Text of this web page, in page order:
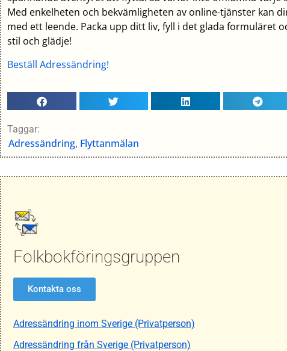
Med enkelheten och bekvämligheten av online-tjänster kan
med ett leende. Packa upp ditt liv, fyll i det glada formuläret
stil och glädje!
Beställ Adressändring!
Taggar:
Adressändring, Flyttanmälan
Folkbokföringsgruppen
Kontakta oss
Adressändring inom Sverige (Privatperson)
Adressändring från Sverige (Privatperson)